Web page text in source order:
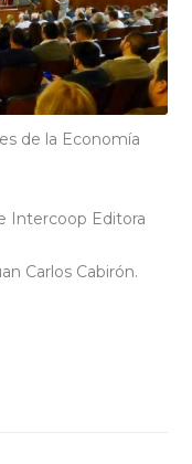
de la Economía
Intercoop Editora
Carlos Cabirón.